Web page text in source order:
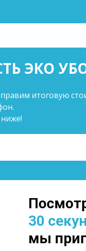
ЭКО
итоговую
30
мы